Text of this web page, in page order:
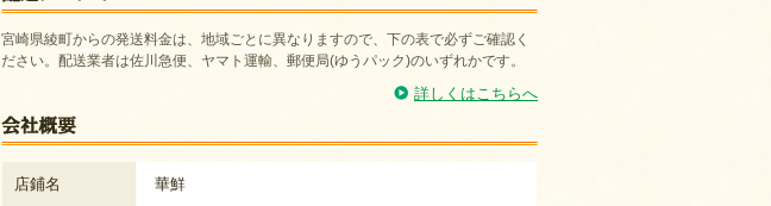
宮崎県綾町からの発送料金は、地域ごとに異なりますので、下の表で必ずご確認く
ださい。配送業者は佐川急便、ヤマト運輸、郵便局(ゆうパック)のいずれかです。
詳しくはこちらへ
店鋪名 華鮮